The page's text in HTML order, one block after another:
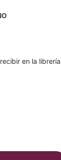
en la librería